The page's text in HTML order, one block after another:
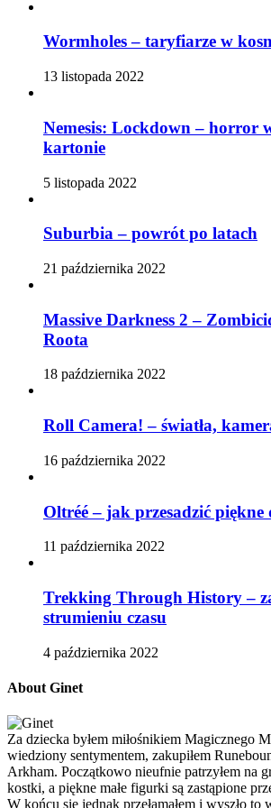
Wormholes – taryfiarze w
13 listopada 2022
Nemesis: Lockdown – horror
kartonie
5 listopada 2022
Suburbia – powrót po latach
21 października 2022
Massive Darkness 2 –
Roota
18 października 2022
Roll Camera! – światła,
16 października 2022
Oltréé – jak przesadzić piękne
11 października 2022
Trekking Through History –
strumieniu czasu
4 października 2022
About Ginet
Za dziecka byłem miłośnikiem Magicznego
wiedziony sentymentem, zakupiłem
Arkham. Początkowo nieufnie patrzyłem na
kostki, a piękne małe figurki są zastąpione
W końcu się jednak przełamałem i wyszło to